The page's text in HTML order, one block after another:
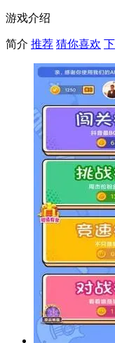
游戏介绍
简介 推荐 猜你喜欢